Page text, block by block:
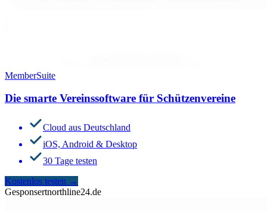
MemberSuite
Die smarte Vereinssoftware für Schützenvereine
Cloud aus Deutschland
iOS, Android & Desktop
30 Tage testen
Kostenlos testen →
Gesponsertnorthline24.de